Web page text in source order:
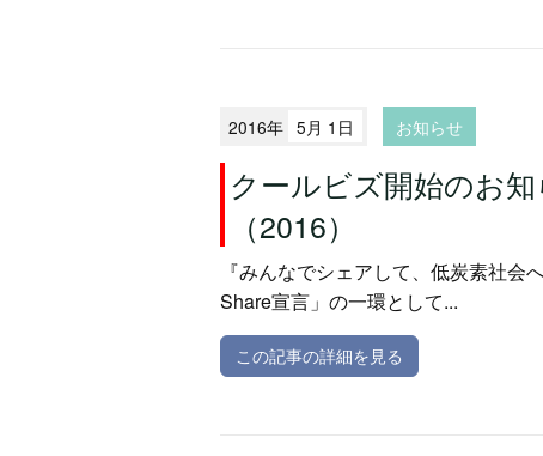
2016年 5月 1日 お知らせ
クールビズ開始のお
（2016）
『みんなでシェアして、低炭素社会
Share宣言」の一環として...
この記事の詳細を見る